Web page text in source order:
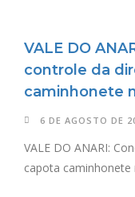
VALE DO
controle da
caminhonete
6 DE AGOSTO DE
VALE DO ANARI:
capota caminhonete